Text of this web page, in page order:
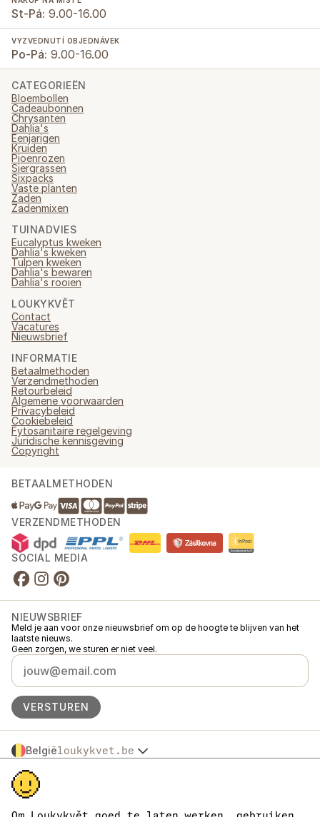
St-Pá: 9.00-16.00
VYZVEDNUTÍ OBJEDNÁVEK
Po-Pá: 9.00-16.00
CATEGORIEËN
Bloembollen
Cadeaubonnen
Chrysanten
Dahlia's
Eenjarigen
Kruiden
Pioenrozen
Siergrassen
Sixpacks
Vaste planten
Zaden
Zadenmixen
TUINADVIES
Eucalyptus kweken
Dahlia's kweken
Tulpen kweken
Dahlia's bewaren
Dahlia's rooien
LOUKYKVĚT
Contact
Vacatures
Nieuwsbrief
INFORMATIE
Betaalmethoden
Verzendmethoden
Retourbeleid
Algemene voorwaarden
Privacybeleid
Cookiebeleid
Fytosanitaire regelgeving
Juridische kennisgeving
Copyright
BETAALMETHODEN
VERZENDMETHODEN
SOCIAL MEDIA
NIEUWSBRIEF
Meld je aan voor onze nieuwsbrief om op de hoogte te blijven van het
laatste nieuws.
Geen zorgen, we sturen er niet veel.
VERSTUREN
Belgiëloukykvet.be
Slovensko
Polska
Österreich
© 2016 →
Loukykvět s.r.o. staat ingeschreven in het handelsregister van de
We zijn aangesloten bij het EKO-KOM-systeem onder nummer